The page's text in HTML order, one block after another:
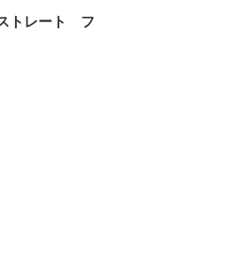
トレート フ